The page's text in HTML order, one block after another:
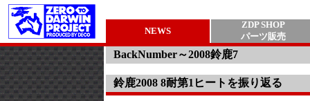
NEWS
ZDP SHOP
パーツ販売
BackNumber～2008鈴鹿7
鈴鹿2008 8耐第1ヒートを振り返る